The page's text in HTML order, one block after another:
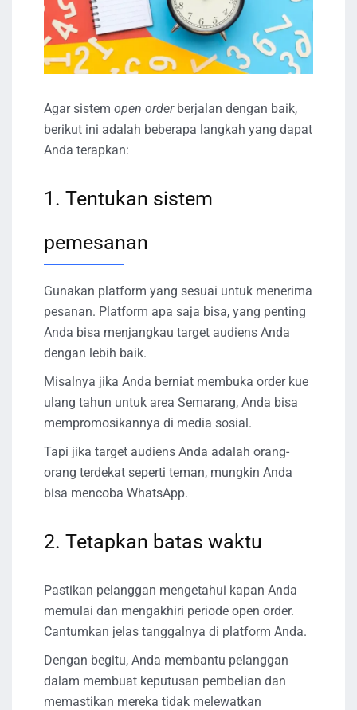
Agar sistem open orderberjalan dengan baik,
berikut ini adalah beberapa langkah yang dapat
Anda terapkan:
1. Tentukan sistem
pemesanan
Gunakan platform yang sesuai untuk menerima
pesanan. Platform apa saja bisa, yang penting
Anda bisa menjangkau target audiens Anda
dengan lebih baik.
Misalnya jika Anda berniat membuka order kue
ulang tahun untuk area Semarang, Anda bisa
mempromosikannya di media sosial.
Tapi jika target audiens Anda adalah orang-
orang terdekat seperti teman, mungkin Anda
bisa mencoba WhatsApp.
2. Tetapkan batas waktu
Pastikan pelanggan mengetahui kapan Anda
memulai dan mengakhiri periode open order.
Cantumkan jelas tanggalnya di platform Anda.
Dengan begitu, Anda membantu pelanggan
dalam membuat keputusan pembelian dan
memastikan mereka tidak melewatkan